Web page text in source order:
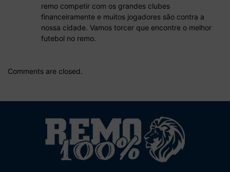
remo competir com os grandes clubes
financeiramente e muitos jogadores são contra a
nossa cidade. Vamos torcer que encontre o melhor
futebol no remo.
Comments are closed.